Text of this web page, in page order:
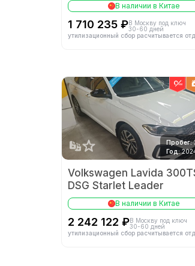
В наличии в Китае
1 710 235 ₽В Москву под ключ
30-60 дней
утилизационный сбор расчитывается
Пробег:
Год:
Volkswagen Lavida
DSG Starlet Leader
В наличии в Китае
2 242 122 ₽В Москву под ключ
30-60 дней
утилизационный сбор расчитывается